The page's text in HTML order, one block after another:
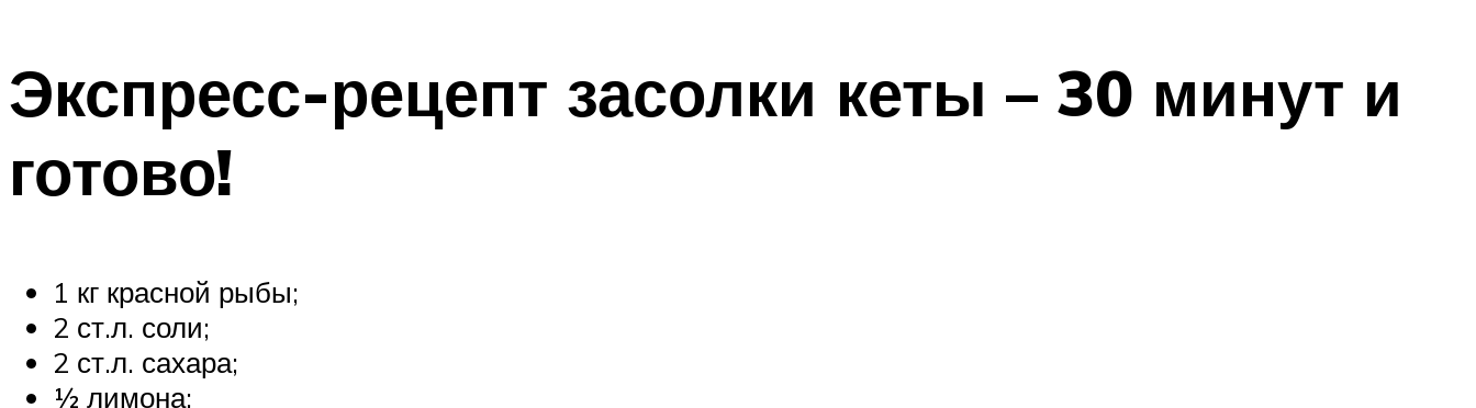
Экспресс-рецепт засолки кеты – 30 минут и
готово!
1 кг красной рыбы;
2 ст.л. соли;
2 ст.л. сахара;
½ лимона;